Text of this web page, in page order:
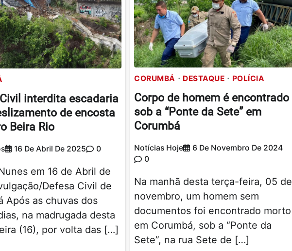
interdita escadaria
de encosta
Beira Rio
16 De Abril De 2025 0
em 16 de Abril de
Defesa Civil de
Após as chuvas dos
na madrugada desta
(16), por volta das […]
CORUMBÁ DESTAQUE POLÍCIA
Corpo de homem é encontrado
sob a “Ponte da Sete” em
Corumbá
Notícias Hoje
6 De Novembro De 2024
0
Na manhã desta terça-feira, 05 de
novembro, um homem sem
documentos foi encontrado morto
em Corumbá, sob a “Ponte da
Sete”, na rua Sete de […]